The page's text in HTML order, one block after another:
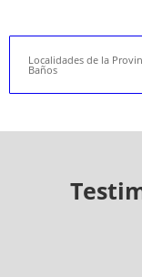
Localidades de la
Baños